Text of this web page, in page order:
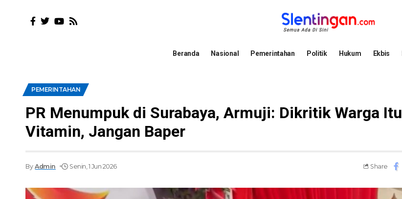
Beranda Nasional Pemerintahan Politik Hukum Ekbis
PEMERINTAHAN
PR Menumpuk di Surabaya, Armuji: Dikritik Warga Itu
Vitamin, Jangan Baper
By Admin Senin, 1 Jun 2026 Share